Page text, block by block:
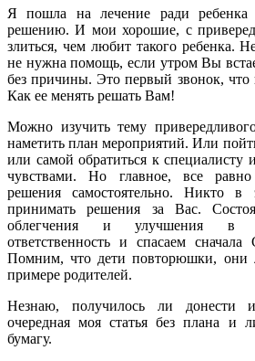
Я пошла на лечение ради ребенка
решению. И мои хорошие, с
злиться, чем любит такого ребенка.
не нужна помощь, если утром Вы
без причины. Это первый звонок, что
Как ее менять решать Вам!
Можно изучить тему
наметить план мероприятий. Или
или самой обратиться к специалисту
чувствами. Но главное, все
решения самостоятельно. Никто
принимать решения за Вас.
облегчения и улучшения в
ответственность и спасаем
Помним, что дети повторюшки, они
примере родителей.
Незнаю, получилось ли донести
очередная моя статья без плана и
бумагу.